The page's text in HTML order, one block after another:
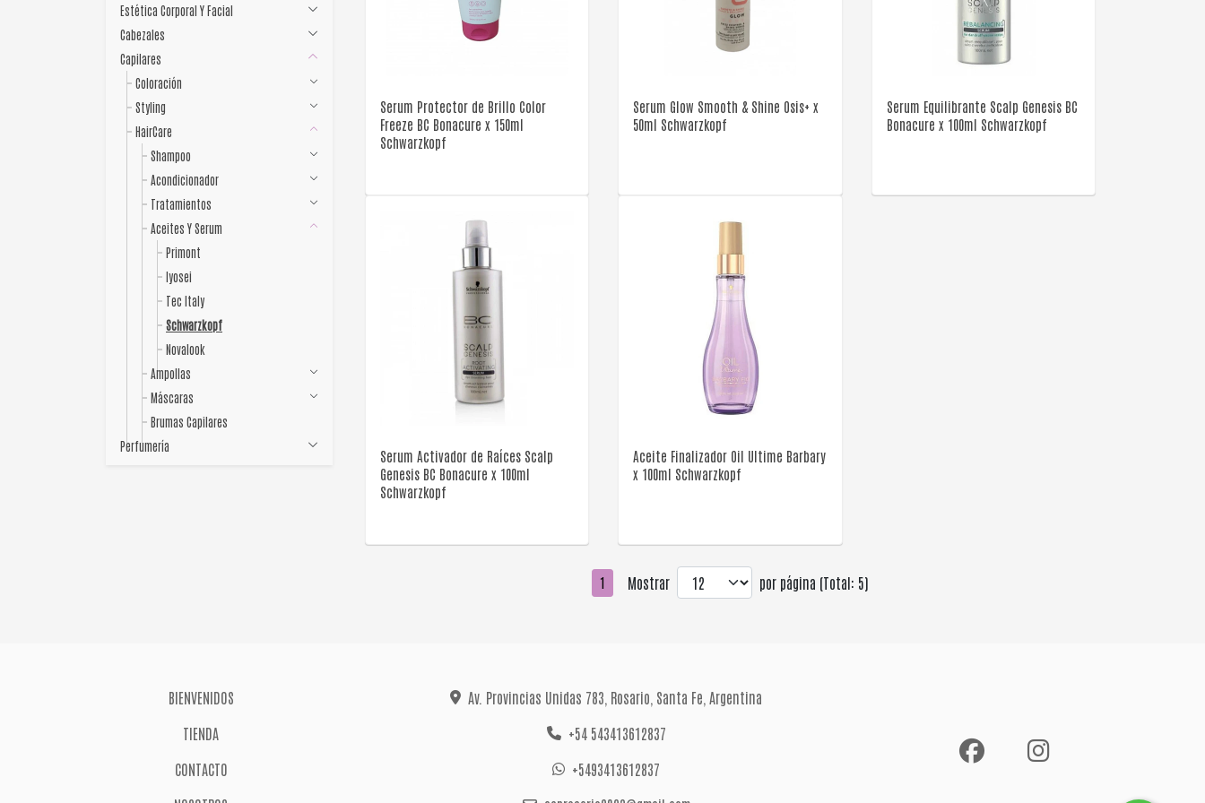
Estética Corporal Y Facial
Cabezales
Capilares
Coloración
Styling
HairCare
Shampoo
Acondicionador
Tratamientos
Aceites Y Serum
Primont
Iyosei
Tec Italy
Schwarzkopf
Novalook
Ampollas
Máscaras
Brumas Capilares
Perfumería
Serum Protector de Brillo Color
Freeze BC Bonacure x 150ml
Schwarzkopf
VER DETALLE
Serum Glow Smooth & Shine Osis+ x
50ml Schwarzkopf
VER DETALLE
Serum Equilibrante Scalp Genesis BC
Bonacure x 100ml Schwarzkopf
VER DETALLE
Serum Activador de Raíces Scalp
Genesis BC Bonacure x 100ml
Schwarzkopf
VER DETALLE
Aceite Finalizador Oil Ultime Barbary
x 100ml Schwarzkopf
VER DETALLE
1 Mostrar por página (Total: 5)
BIENVENIDOS
TIENDA
CONTACTO
Av. Provincias Unidas 783, Rosario, Santa Fe, Argentina
+54 543413612837
+5493413612837